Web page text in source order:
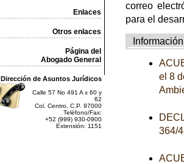
Enlaces
Otros enlaces
Página del
Abogado General
Dirección de Asuntos Jurídicos
Calle 57 No 491 A x 60 y
62
Col. Centro, C.P. 97000
Teléfono/Fax:
+52 (999) 930-0900
Extensión: 1151
correo
para el
Información
el 8
364/